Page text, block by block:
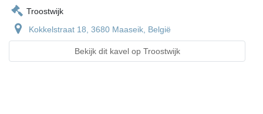
Troostwijk
Kokkelstraat 18, 3680 Maaseik, België
Bekijk dit kavel op Troostwijk